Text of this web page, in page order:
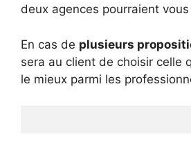
deux agences pourraient
En cas de plusieurs
sera au client de choisir celle
le mieux parmi les